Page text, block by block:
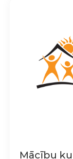
Mācību